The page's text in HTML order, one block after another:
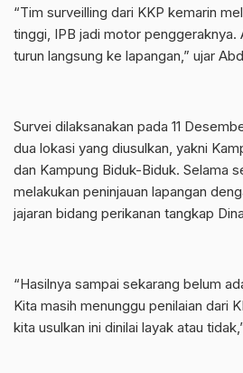
“Tim surveilling dari KKP kemarin
tinggi, IPB jadi motor penggeraknya.
turun langsung ke lapangan,” ujar
Survei dilaksanakan pada 11
dua lokasi yang diusulkan, yakni
dan Kampung Biduk-Biduk. Selama
melakukan peninjauan lapangan
jajaran bidang perikanan tangkap
“Hasilnya sampai sekarang belum
Kita masih menunggu penilaian dari
kita usulkan ini dinilai layak atau